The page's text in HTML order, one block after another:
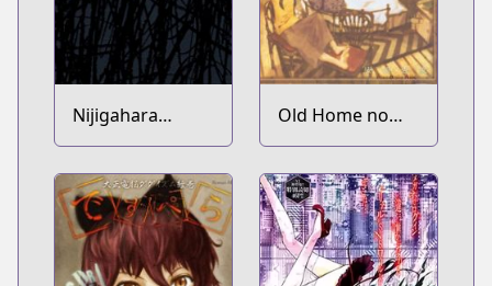
Nijigahara
Holograph
Old Home no
Haibane-tachi